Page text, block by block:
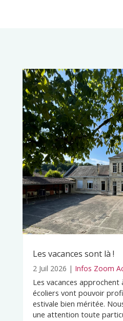
Les vacances sont là !
2 Juil 2026 | Infos Zoom
Les vacances
écoliers vont pouvoir
estivale bien méritée.
une attention toute